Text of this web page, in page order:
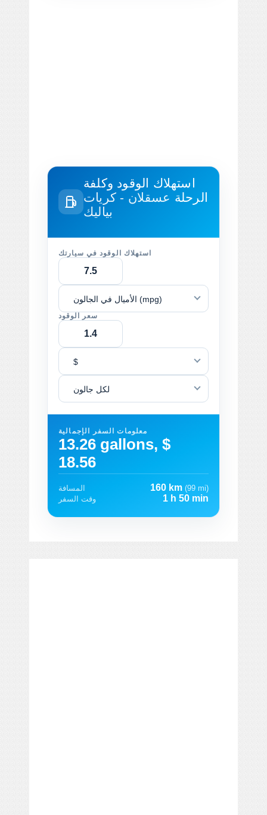
استهلاك الوقود وكلفة
الرحلة عسقلان - کریات
بیالیك
استهلاك الوقود في سيارتك
الأميال في الجالون (mpg)
سعر الوقود
$
لكل جالون
معلومات السفر الإجمالية
13.26 gallons, $
18.56
المسافة 160 km (99 mi)
وقت السفر
1 h 50 min